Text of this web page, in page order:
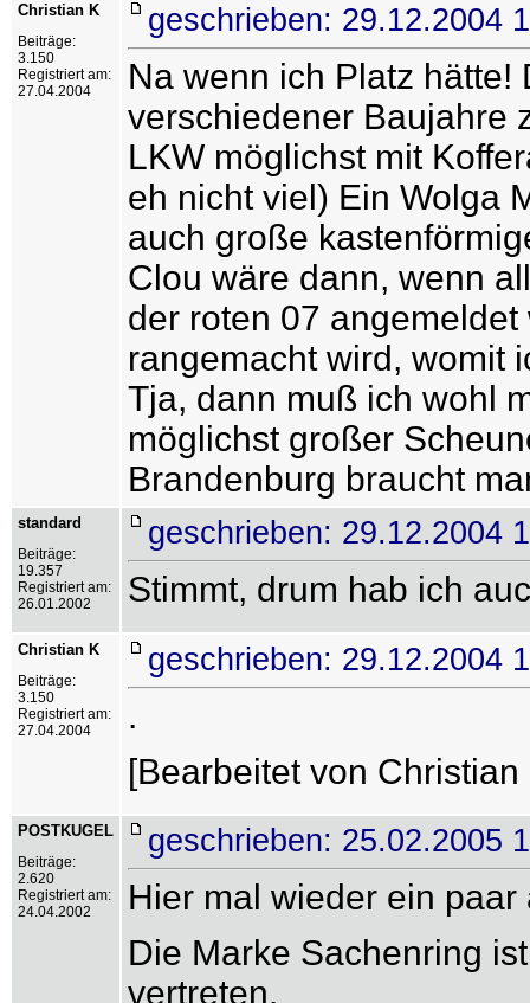
Christian K
Beiträge:
3.150
Registriert am:
27.04.2004
geschrieben: 29.12.2004
Na wenn ich Platz hätte!
verschiedener Baujahre
LKW möglichst mit
eh nicht viel) Ein Wolga
auch große
Clou wäre dann, wenn
der roten 07
rangemacht wird, womit
Tja, dann muß ich wohl
möglichst großer
Brandenburg braucht
standard
Beiträge:
19.357
Registriert am:
26.01.2002
geschrieben: 29.12.2004
Stimmt, drum hab ich
Christian K
Beiträge:
3.150
Registriert am:
27.04.2004
geschrieben: 29.12.2004
.
[Bearbeitet von
POSTKUGEL
Beiträge:
2.620
Registriert am:
24.04.2002
geschrieben: 25.02.2005
Hier mal wieder ein
Die Marke Sachenring
vertreten.